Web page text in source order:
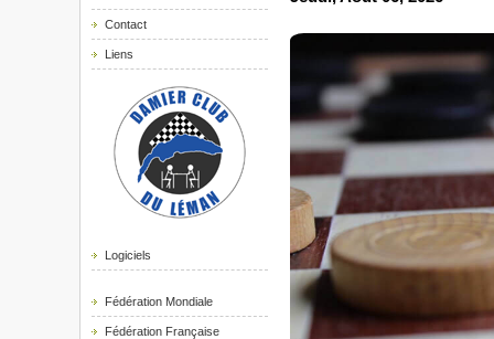
Contact
Liens
Logiciels
Fédération Mondiale
Fédération Française